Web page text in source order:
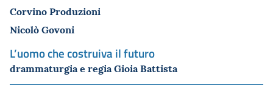
Corvino Produzioni
Nicolò Govoni
L’uomo che costruiva il futuro
drammaturgia e regia Gioia Battista